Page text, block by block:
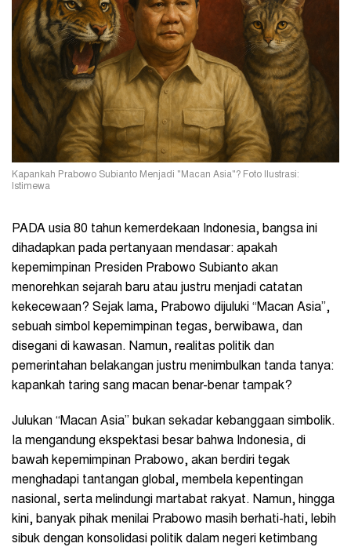
Kapankah Prabowo Subianto Menjadi "Macan Asia"? Foto Ilustrasi:
Istimewa
PADA usia 80 tahun kemerdekaan Indonesia, bangsa ini
dihadapkan pada pertanyaan mendasar: apakah
kepemimpinan Presiden Prabowo Subianto akan
menorehkan sejarah baru atau justru menjadi catatan
kekecewaan? Sejak lama, Prabowo dijuluki “Macan Asia”,
sebuah simbol kepemimpinan tegas, berwibawa, dan
disegani di kawasan. Namun, realitas politik dan
pemerintahan belakangan justru menimbulkan tanda tanya:
kapankah taring sang macan benar-benar tampak?
Julukan “Macan Asia” bukan sekadar kebanggaan simbolik.
Ia mengandung ekspektasi besar bahwa Indonesia, di
bawah kepemimpinan Prabowo, akan berdiri tegak
menghadapi tantangan global, membela kepentingan
nasional, serta melindungi martabat rakyat. Namun, hingga
kini, banyak pihak menilai Prabowo masih berhati-hati, lebih
sibuk dengan konsolidasi politik dalam negeri ketimbang